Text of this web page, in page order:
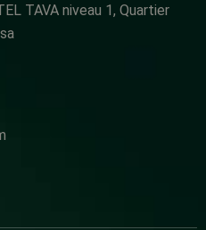
TAVA niveau 1, Quartier